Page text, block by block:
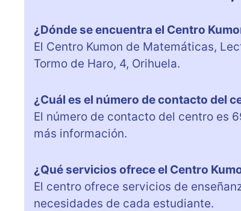
¿Dónde se encuentra el Centro
El Centro Kumon de Matemáticas,
Tormo de Haro, 4, Orihuela.
¿Cuál es el número de contacto del
El número de contacto del centro es
más información.
¿Qué servicios ofrece el Centro
El centro ofrece servicios de
necesidades de cada estudiante.